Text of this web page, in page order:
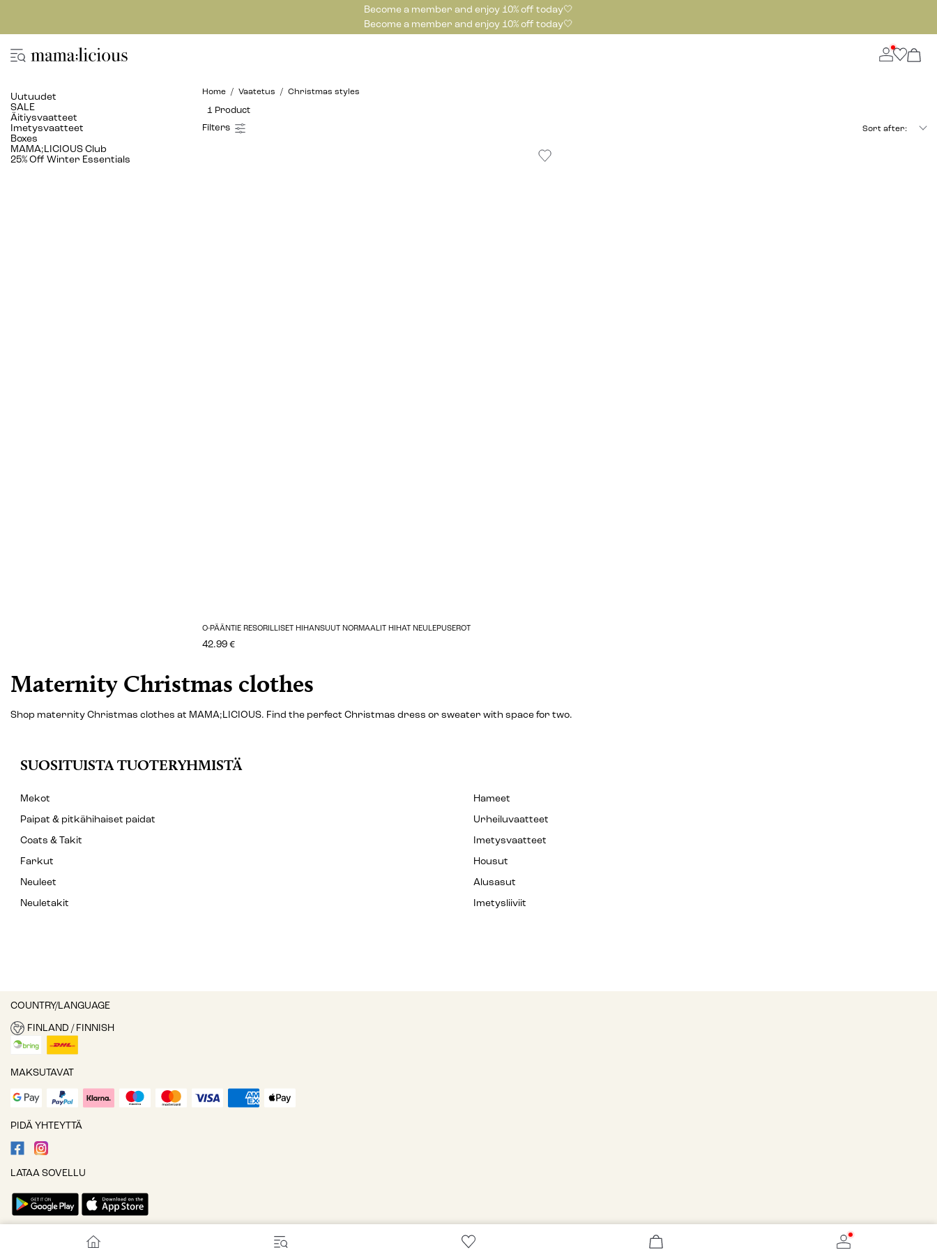
Become a member and enjoy 10% off today🤍
Become a member and enjoy 10% off today🤍
Uutuudet
SALE
Äitiysvaatteet
Imetysvaatteet
Boxes
MAMA;LICIOUS Club
25% Off Winter Essentials
Home Vaatetus Christmas styles
1 Product
Sort after:
O-PÄÄNTIE RESORILLISET HIHANSUUT NORMAALIT HIHAT NEULEPUSEROT
42.99 €
Maternity Christmas clothes
Shop maternity Christmas clothes at MAMA;LICIOUS. Find the perfect Christmas dress or sweater with space for two.
SUOSITUISTA TUOTERYHMISTÄ
Mekot
Hameet
Paipat & pitkähihaiset paidat
Urheiluvaatteet
Coats & Takit
Imetysvaatteet
Farkut
Housut
Neuleet
Alusasut
Neuletakit
Imetysliiviit
COUNTRY/LANGUAGE
FINLAND / FINNISH
MAKSUTAVAT
PIDÄ YHTEYTTÄ
LATAA SOVELLU